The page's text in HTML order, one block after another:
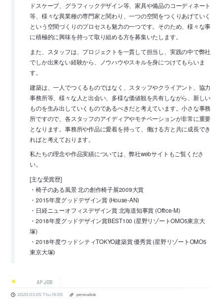
ドスケープ、グラフィックデザイン等、家具や備品のコーディネート
等、様々な異業種の専門家と関わり、一つの空間をつくりあげていく
という空間づくりのプロセスも魅力の一つです。そのため、様々な事
に積極的に興味を持って取り組める方を募集いたします。
また、スタッフは、プロジェクトを一貫して担当し、実践の中で弊社
でしか出来ない経験から、ノウハウやスキルを身につけてもらいま
す。
建築は、一人でつくるものではなく、スタッフやクライアント、協力
事務所等、様々な人と出会い、多様な価値観を共有しながら、新しい
ものを生み出していくものであるべきだと考えています。小さな事務
所ですので、各スタッフのアイディアやモチベーションが非常に重要
となります。事務所や作品に愛着を持って、働ける方と共に成長でき
ればと考えております。
私たちの理念や作品実績については、弊社webサイトもご覧くださ
い。
[主な受賞歴]
・椅子のある風景 北の創作椅子展2009大賞
・2015年度グッドデザイン賞 (House-AN)
・日経ニューオフィスデザイン賞 北海道知事賞 (Office-M)
・2018年度グッドデザイン賞BEST100 (星野リゾートOMO5東京大
塚)
・2018年度ウッドシティTOKYO建築賞 優秀賞 (星野リゾートOMO5
東京大塚)
AP JOB
2020.03.05 Thu 19:05 permalink